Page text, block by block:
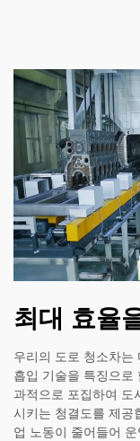
최대 효율
우리의 도로 청소차는
흡입 기술을 특징으로
과적으로 포집하여 도
시키는 청결도를 제공
업 노동이 줄어들어